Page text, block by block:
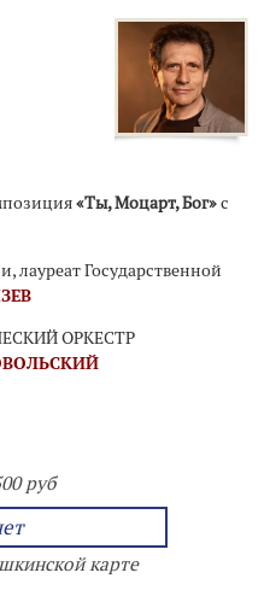
«Ты, Моцарт, Бог»с
лауреат Государственной
ОРКЕСТР
руб
карте